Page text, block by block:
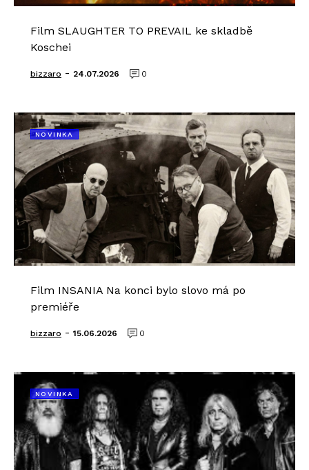
Film SLAUGHTER TO PREVAIL ke skladbě
Koschei
bizzaro - 24.07.2026 0
NOVINKA
Film INSANIA Na konci bylo slovo má po
premiéře
bizzaro - 15.06.2026 0
NOVINKA